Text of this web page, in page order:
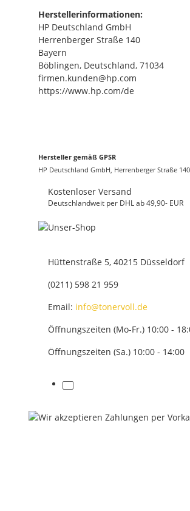
Herstellerinformationen:
HP Deutschland GmbH
Herrenberger Straße 140
Bayern
Böblingen, Deutschland, 71034
firmen.kunden@hp.com
https://www.hp.com/de
Hersteller gemäß GPSR
HP Deutschland GmbH, Herrenberger Straße
Kostenloser Versand
Deutschlandweit per DHL ab 49,90- EUR
Hüttenstraße 5, 40215 Düsseldorf
(0211) 598 21 959
Email: info@tonervoll.de
Öffnungszeiten (Mo-Fr.) 10:00 -
Öffnungszeiten (Sa.) 10:00 - 14:00
facebook